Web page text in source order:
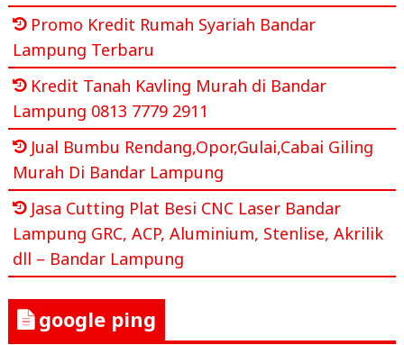
Promo Kredit Rumah Syariah Bandar
Lampung Terbaru
Kredit Tanah Kavling Murah di Bandar
Lampung 0813 7779 2911
Jual Bumbu Rendang,Opor,Gulai,Cabai Giling
Murah Di Bandar Lampung
Jasa Cutting Plat Besi CNC Laser Bandar
Lampung GRC, ACP, Aluminium, Stenlise, Akrilik
dll – Bandar Lampung
google ping